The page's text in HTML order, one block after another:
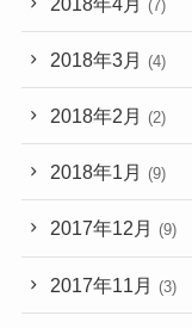
(7)
2018年3月 (4)
2018年2月 (2)
2018年1月 (9)
2017年12月 (9)
2017年11月 (3)